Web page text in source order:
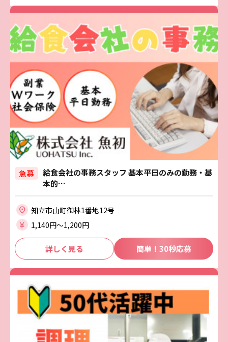
急募
給食会社の事務スタッフ 基本平日のみの勤務・基
本的…
知立市山町御林1番地12号
1,140円〜1,200円
詳しく見る 簡単！30秒応募